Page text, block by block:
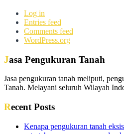
Log in
Entries feed
Comments feed
WordPress.org
Jasa Pengukuran Tanah
Jasa pengukuran tanah meliputi,
Tanah. Melayani seluruh Wilayah
Recent Posts
Kenapa pengukuran tanah